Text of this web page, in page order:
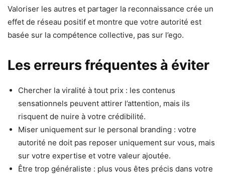
Valoriser les autres et partager la reconnaissance crée un
effet de réseau positif et montre que votre autorité est
basée sur la compétence collective, pas sur l’ego.
Les erreurs fréquentes à éviter
Chercher la viralité à tout prix : les contenus
sensationnels peuvent attirer l’attention, mais ils
risquent de nuire à votre crédibilité.
Miser uniquement sur le personal branding : votre
autorité ne doit pas reposer uniquement sur vous, mais
sur votre expertise et votre valeur ajoutée.
Être trop généraliste : plus vous êtes précis dans votre